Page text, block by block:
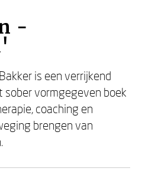
-
is een verrijkend
vormgegeven boek
coaching en
brengen van